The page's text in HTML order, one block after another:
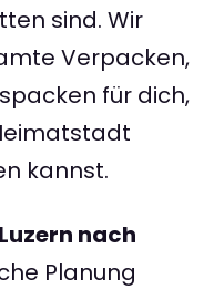
sind. Wir
Verpacken,
für dich,
kannst.
nach
Planung